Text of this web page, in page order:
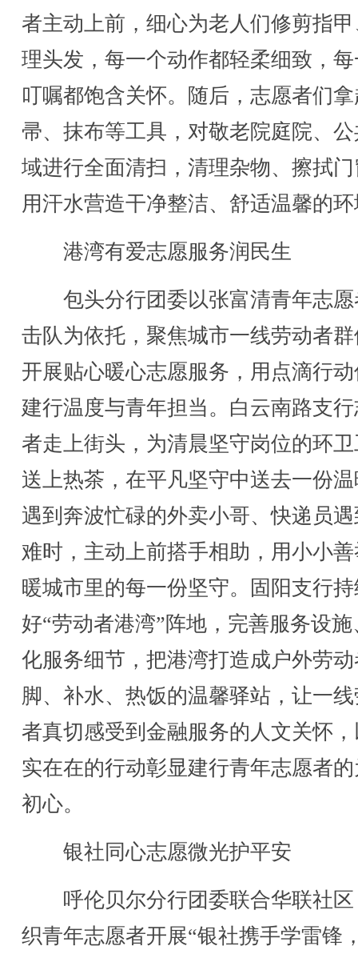
者主动上前，细心为老人们修剪指
理头发，每一个动作都轻柔细致，
叮嘱都饱含关怀。随后，志愿者们
帚、抹布等工具，对敬老院庭院、
域进行全面清扫，清理杂物、擦拭
用汗水营造干净整洁、舒适温馨的
港湾有爱志愿服务润民生
包头分行团委以张富清青年志愿
击队为依托，聚焦城市一线劳动者
开展贴心暖心志愿服务，用点滴行
建行温度与青年担当。白云南路支
者走上街头，为清晨坚守岗位的环
送上热茶，在平凡坚守中送去一份
遇到奔波忙碌的外卖小哥、快递员
难时，主动上前搭手相助，用小小
暖城市里的每一份坚守。固阳支行
好“劳动者港湾”阵地，完善服务设施
化服务细节，把港湾打造成户外劳
脚、补水、热饭的温馨驿站，让一
者真切感受到金融服务的人文关怀
实在在的行动彰显建行青年志愿者
初心。
银社同心志愿微光护平安
呼伦贝尔分行团委联合华联社区
织青年志愿者开展“银社携手学雷锋